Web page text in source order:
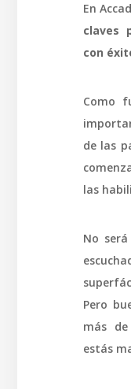
En
claves
con
Como
de las
las
No
Pero
más
estás